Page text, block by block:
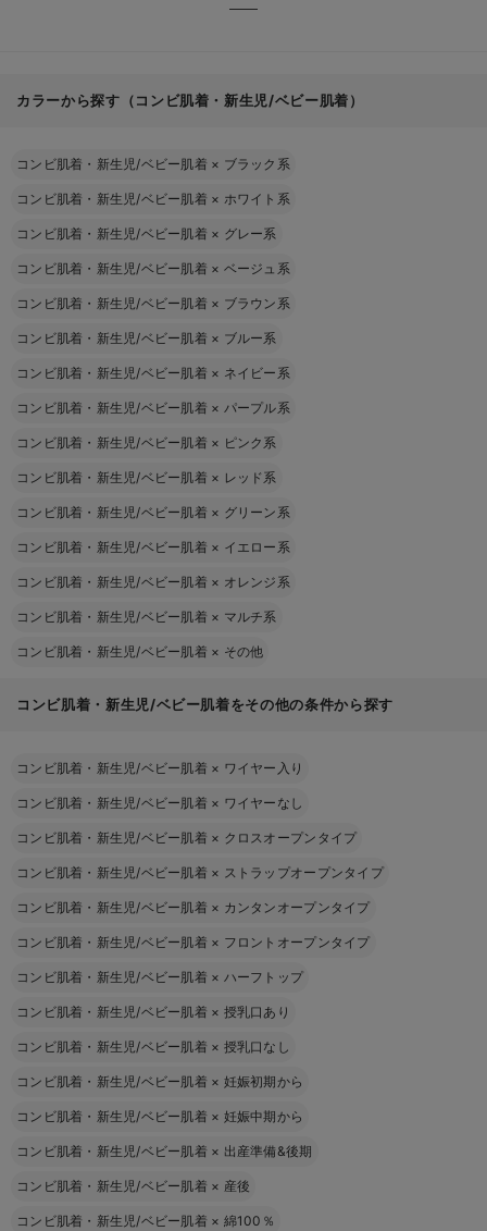
カラーから探す（コンビ肌着・新生児/ベビー肌着）
コンビ肌着・新生児/ベビー肌着 × ブラック系
コンビ肌着・新生児/ベビー肌着 × ホワイト系
コンビ肌着・新生児/ベビー肌着 × グレー系
コンビ肌着・新生児/ベビー肌着 × ベージュ系
コンビ肌着・新生児/ベビー肌着 × ブラウン系
コンビ肌着・新生児/ベビー肌着 × ブルー系
コンビ肌着・新生児/ベビー肌着 × ネイビー系
コンビ肌着・新生児/ベビー肌着 × パープル系
コンビ肌着・新生児/ベビー肌着 × ピンク系
コンビ肌着・新生児/ベビー肌着 × レッド系
コンビ肌着・新生児/ベビー肌着 × グリーン系
コンビ肌着・新生児/ベビー肌着 × イエロー系
コンビ肌着・新生児/ベビー肌着 × オレンジ系
コンビ肌着・新生児/ベビー肌着 × マルチ系
コンビ肌着・新生児/ベビー肌着 × その他
コンビ肌着・新生児/ベビー肌着をその他の条件から探す
コンビ肌着・新生児/ベビー肌着 × ワイヤー入り
コンビ肌着・新生児/ベビー肌着 × ワイヤーなし
コンビ肌着・新生児/ベビー肌着 × クロスオープンタイプ
コンビ肌着・新生児/ベビー肌着 × ストラップオープンタイプ
コンビ肌着・新生児/ベビー肌着 × カンタンオープンタイプ
コンビ肌着・新生児/ベビー肌着 × フロントオープンタイプ
コンビ肌着・新生児/ベビー肌着 × ハーフトップ
コンビ肌着・新生児/ベビー肌着 × 授乳口あり
コンビ肌着・新生児/ベビー肌着 × 授乳口なし
コンビ肌着・新生児/ベビー肌着 × 妊娠初期から
コンビ肌着・新生児/ベビー肌着 × 妊娠中期から
コンビ肌着・新生児/ベビー肌着 × 出産準備&後期
コンビ肌着・新生児/ベビー肌着 × 産後
コンビ肌着・新生児/ベビー肌着 × 綿100％